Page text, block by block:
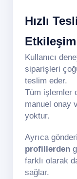
Hızlı
Etkileşim
Kullanıcı
siparişleri
teslim eder.
Tüm işlemler
manuel onay
yoktur.
Ayrıca
profillerden
farklı olarak
sağlar.